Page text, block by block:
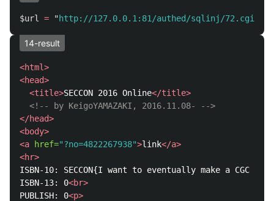
$url = "http://127.0.0.1:81/authed/sqlinj/
14-result
<html>
<head>
<title>SECCON 2016 Online</title>
<!-- by KeigoYAMAZAKI, 2016.11.08- -->
</head>
<body>
<a
href="?no=4822267938">link</a>
<hr>
ISBN-10: SECCON{I want to eventually make a CGC
ISBN-13: 0<br>
PUBLISH: 0<p>